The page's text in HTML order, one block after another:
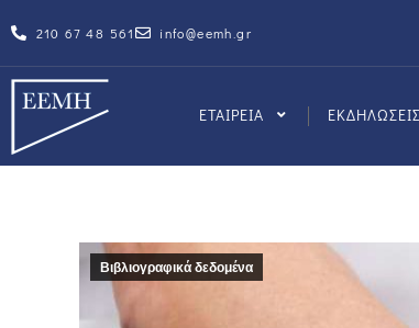
210 67 48 561 info@eemh.gr
ΕΤΑΙΡΕΙΑ ΕΚΔΗΛΩΣΕΙΣ
Βιβλιογραφικά δεδομένα